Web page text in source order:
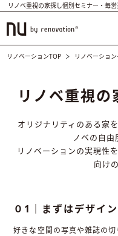
リノベ重視の家探し個別セミナー・毎
リノベーションTOP リノベーショ
リノベ重視
オリジナリティのある家
ノベの自由
リノベーションの実現性
向け
０1｜まずはデザイ
好きな空間の写真や雑誌の